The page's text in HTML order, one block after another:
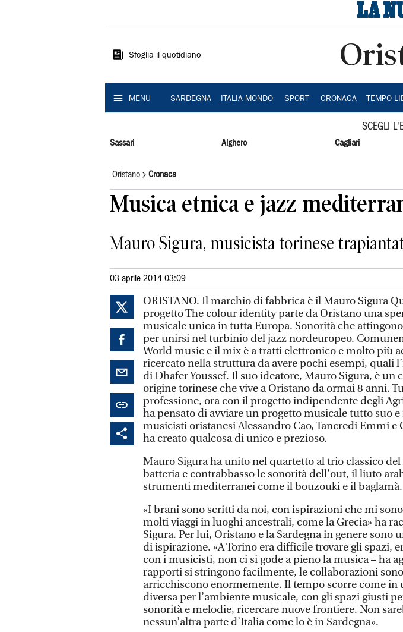
Sardegna
Sfoglia il quotidiano
MENU SARDEGNA ITALIA MONDO SPORT CRONACA TEMPO
SCEGLI
Sassari Alghero Cagliari
Oristano Cronaca
Musica etnica e jazz
Mauro Sigura, musicista torinese
03 aprile 2014 03:09
ORISTANO. Il marchio di fabbrica è il Mauro Sigura
progetto The colour identity parte da Oristano una
musicale unica in tutta Europa. Sonorità che
per unirsi nel turbinio del jazz nordeuropeo.
World music e il mix è a tratti elettronico e molto più
ricercato nella struttura da avere pochi esempi, quali
di Dhafer Youssef. Il suo ideatore, Mauro Sigura, è un
origine torinese che vive a Oristano da ormai 8 anni.
professione, ora con il progetto indipendente degli
ha pensato di avviare un progetto musicale tutto suo
musicisti oristanesi Alessandro Cao, Tancredi Emmi e
ha creato qualcosa di unico e prezioso.
Mauro Sigura ha unito nel quartetto al trio classico
batteria e contrabbasso le sonorità dell'out, il liuto
strumenti mediterranei come il bouzouki e il baglamà.
«I brani sono scritti da noi, con ispirazioni che mi
molti viaggi in luoghi ancestrali, come la Grecia» ha
Sigura. Per lui, Oristano e la Sardegna in genere sono
di ispirazione. «A Torino era difficile trovare gli spazi,
con i musicisti, non ci si gode a pieno la musica – ha
rapporti si stringono facilmente, le collaborazioni
arricchiscono enormemente. Il tempo scorre come in
diversa per l’ambiente musicale, con gli spazi giusti
sonorità e melodie, ricercare nuove frontiere. Non
nessun’altra parte d’Italia come lo è in Sardegna».